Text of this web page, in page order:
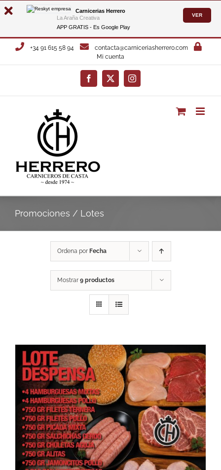
Carnicerias Herrero
La Araña Creativa
APP GRATIS - Es Google Play
VER
Saltar
+34 91 615 58 94
contacta@carniceriasherrero.com
Mi cuenta
Facebook
X Instagram
Promociones / Lotes
Ordena por Fecha
Mostrar 9 productos